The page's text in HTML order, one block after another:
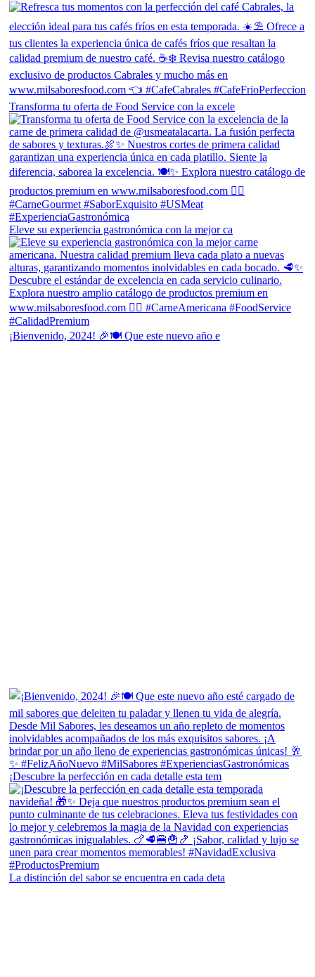
Transforma tu oferta de Food Service con la excele
Eleve su experiencia gastronómica con la mejor ca
¡Bienvenido, 2024! 🎉🍽 Que este nuevo año e
¡Descubre la perfección en cada detalle esta tem
La distinción del sabor se encuentra en cada deta